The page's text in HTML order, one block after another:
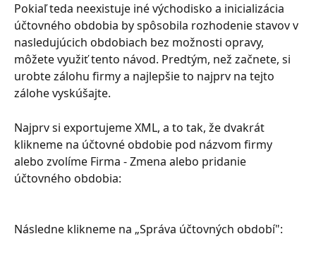
Pokiaľ teda neexistuje iné východisko a inicializácia
účtovného obdobia by spôsobila rozhodenie stavov v
nasledujúcich obdobiach bez možnosti opravy,
môžete využiť tento návod. Predtým, než začnete, si
urobte zálohu firmy a najlepšie to najprv na tejto
zálohe vyskúšajte.
Najprv si exportujeme XML, a to tak, že dvakrát
klikneme na účtovné obdobie pod názvom firmy
alebo zvolíme Firma - Zmena alebo pridanie
účtovného obdobia:
Následne klikneme na „Správa účtovných období":